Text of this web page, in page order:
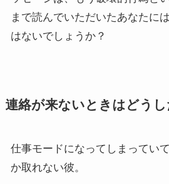
まで読んでいただいたあなたに
はないでしょうか？
連絡が来ないときはどうし
仕事モードになってしまってい
か取れない彼。